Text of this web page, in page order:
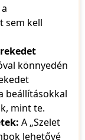
sem kell
könnyedén
beállításokkal
mint te.
A „Szelet
lehetővé